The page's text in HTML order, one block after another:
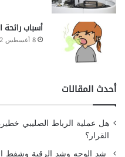
أسباب رائحة
8 أغسطس 2022
أحدث المقالات
هل عملية الرباط الصليبي
القرار؟
شد الوجه وشد الرقبة وشفط